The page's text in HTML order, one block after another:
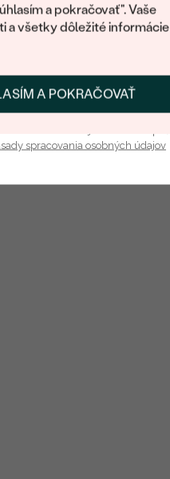
a pokračovať". Vaše
a všetky dôležité informácie
A POKRAČOVAŤ
Prihlásiť sa a získať zľavu
spracovania osobných údajov